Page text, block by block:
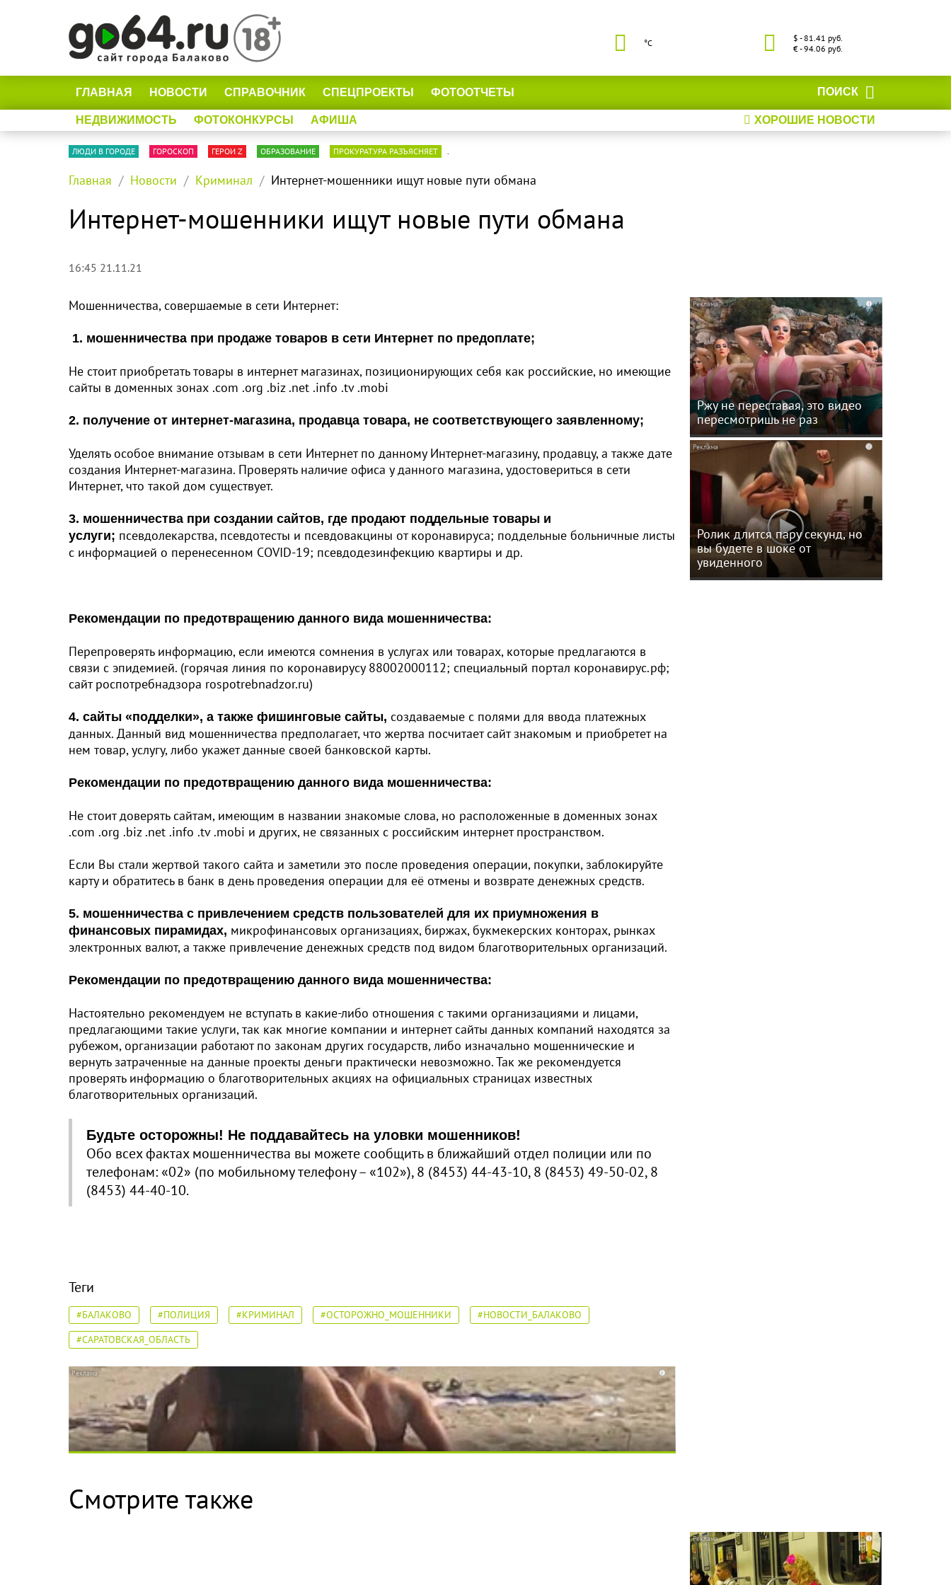
°С
$ - 81.41 руб.
€ - 94.06 руб.
ПОИСК
ГЛАВНАЯ НОВОСТИ СПРАВОЧНИК СПЕЦПРОЕКТЫ ФОТООТЧЕТЫ
ХОРОШИЕ НОВОСТИ
НЕДВИЖИМОСТЬ ФОТОКОНКУРСЫ АФИША
ЛЮДИ В ГОРОДЕ ГОРОСКОП ГЕРОИ Z ОБРАЗОВАНИЕ ПРОКУРАТУРА РАЗЪЯСНЯЕТ .
Главная Новости Криминал Интернет-мошенники ищут новые пути обмана
Интернет-мошенники ищут новые пути обмана
16:45 21.11.21
Мошенничества, совершаемые в сети Интернет:
1. мошенничества при продаже товаров в сети Интернет по предоплате;
Не стоит приобретать товары в интернет магазинах, позиционирующих себя как российские, но имеющие
сайты в доменных зонах .com .org .biz .net .info .tv .mobi
2. получение от интернет-магазина, продавца товара, не соответствующего заявленному;
Уделять особое внимание отзывам в сети Интернет по данному Интернет-магазину, продавцу, а также дате
создания Интернет-магазина. Проверять наличие офиса у данного магазина, удостовериться в сети
Интернет, что такой дом существует.
3. мошенничества при создании сайтов, где продают поддельные товары и
услуги; псевдолекарства, псевдотесты и псевдовакцины от коронавируса; поддельные больничные листы
с информацией о перенесенном COVID-19; псевдодезинфекцию квартиры и др.
Рекомендации по предотвращению данного вида мошенничества:
Перепроверять информацию, если имеются сомнения в услугах или товарах, которые предлагаются в
связи с эпидемией. (горячая линия по коронавирусу 88002000112; специальный портал коронавирус.рф;
сайт роспотребнадзора rospotrebnadzor.ru)
4. сайты «подделки», а также фишинговые сайты, создаваемые с полями для ввода платежных
данных. Данный вид мошенничества предполагает, что жертва посчитает сайт знакомым и приобретет на
нем товар, услугу, либо укажет данные своей банковской карты.
Рекомендации по предотвращению данного вида мошенничества:
Не стоит доверять сайтам, имеющим в названии знакомые слова, но расположенные в доменных зонах
.com .org .biz .net .info .tv .mobi и других, не связанных с российским интернет пространством.
Если Вы стали жертвой такого сайта и заметили это после проведения операции, покупки, заблокируйте
карту и обратитесь в банк в день проведения операции для её отмены и возврате денежных средств.
5. мошенничества с привлечением средств пользователей для их приумножения в
финансовых пирамидах, микрофинансовых организациях, биржах, букмекерских конторах, рынках
электронных валют, а также привлечение денежных средств под видом благотворительных организаций.
Рекомендации по предотвращению данного вида мошенничества:
Настоятельно рекомендуем не вступать в какие-либо отношения с такими организациями и лицами,
предлагающими такие услуги, так как многие компании и интернет сайты данных компаний находятся за
рубежом, организации работают по законам других государств, либо изначально мошеннические и
вернуть затраченные на данные проекты деньги практически невозможно. Так же рекомендуется
проверять информацию о благотворительных акциях на официальных страницах известных
благотворительных организаций.
Будьте осторожны! Не поддавайтесь на уловки мошенников!
Обо всех фактах мошенничества вы можете сообщить в ближайший отдел полиции или по
телефонам: «02» (по мобильному телефону – «102»), 8 (8453) 44-43-10, 8 (8453) 49-50-02, 8
(8453) 44-40-10.
Теги
#БАЛАКОВО #ПОЛИЦИЯ #КРИМИНАЛ #ОСТОРОЖНО_МОШЕННИКИ
#НОВОСТИ_БАЛАКОВО
#САРАТОВСКАЯ_ОБЛАСТЬ
i
Скрытая камера на пляже Крыма: Что люди вытворяют, когда их не видят...
i
Ржу не переставая, это видео
пересмотришь не раз
i
Ролик длится пару секунд, но
вы будете в шоке от
увиденного
Смотрите также
i